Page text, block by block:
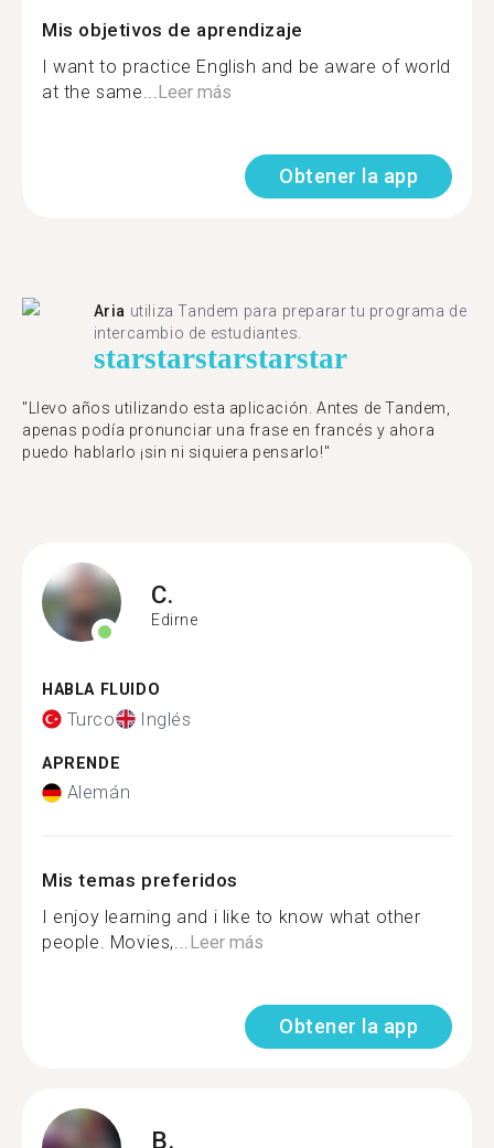
Mis objetivos de aprendizaje
I want to practice English and be aware of world
at the same...Leer más
Obtener la app
Aria utiliza Tandem para preparar tu programa de
intercambio de estudiantes.
starstarstarstarstar
"Llevo años utilizando esta aplicación. Antes de Tandem,
apenas podía pronunciar una frase en francés y ahora
puedo hablarlo ¡sin ni siquiera pensarlo!"
C.
Edirne
HABLA FLUIDO
Turco Inglés
APRENDE
Alemán
Mis temas preferidos
I enjoy learning and i like to know what other
people. Movies,...Leer más
Obtener la app
B.